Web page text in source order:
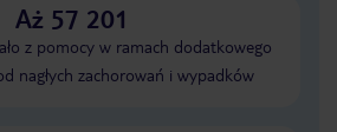
Aż 57 201
z pomocy w ramach dodatkowego
nagłych zachorowań i wypadków